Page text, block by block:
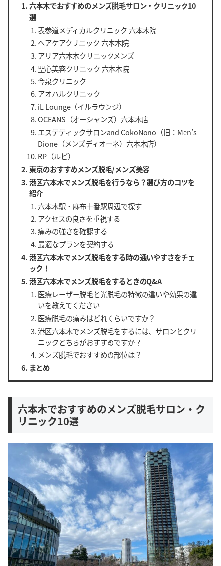
六本木でおすすめのメンズ脱毛サロン・クリニック10
選
表参道メディカルクリニック 六本木院
ヘアケアクリニック 六本木院
アリア六本木クリニックメンズ
聖心美容クリニック 六本木院
今泉クリニック
アオハルクリニック
iL Lounge（イルラウンジ）
OCEANS（オーシャンズ）六本木店
エステティックサロンand CokoNono（旧：Men’s
Dione（メンズディオーネ）六本木店）
RP（ルピ）
東京のおすすめメンズ脱毛/メンズ美容
港区六本木でメンズ脱毛を行うなら？選び方のコツを
紹介
六本木駅・麻布十番駅周辺で探す
アクセスの良さを重視する
痛みの強さを確認する
最適なプランを契約する
港区六本木でメンズ脱毛をする時の通いやすさをチェ
ック！
港区六本木でメンズ脱毛をするときのQ&A
医療レーザー脱毛と光脱毛の特徴の違いや効果の違
いを教えてください
医療脱毛の痛みはどれくらいですか？
港区六本木でメンズ脱毛をするには、サロンとクリ
ニックどちらがおすすめですか？
メンズ脱毛でおすすめの部位は？
まとめ
六本木でおすすめのメンズ脱毛サロン・ク
リニック10選